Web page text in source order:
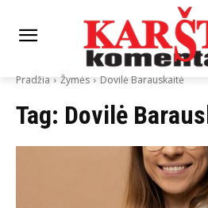
Pradžia Žymės Dovilė Barauskaitė
Tag: Dovilė